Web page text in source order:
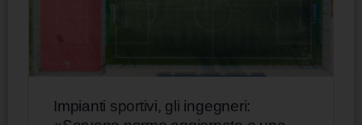
Impianti sportivi, gli ingegneri: